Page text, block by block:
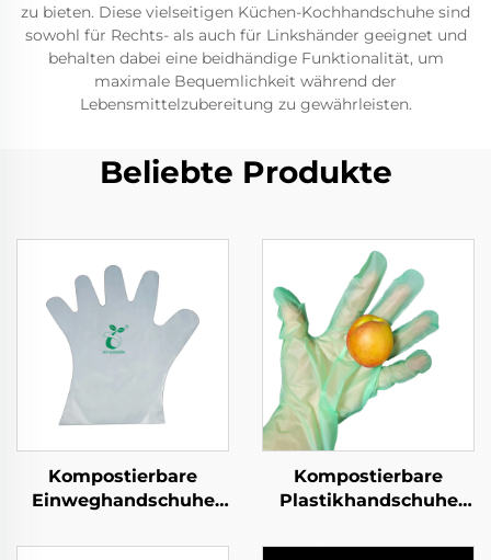
zu bieten. Diese vielseitigen Küchen-Kochhandschuhe sind
sowohl für Rechts- als auch für Linkshänder geeignet und
behalten dabei eine beidhändige Funktionalität, um
maximale Bequemlichkeit während der
Lebensmittelzubereitung zu gewährleisten.
Beliebte Produkte
Kompostierbare
Einweghandschuhe
kompostierbar aus
Kompostierbare
Plastikhandschuhe
kompostierbar aus